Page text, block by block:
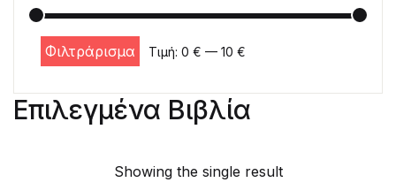
Επιλεγμένα Βιβλία
Showing the single result
Ελάχιστη τιμή
Μέγιστη τιμή
Φιλτράρισμα Τιμή: 0 € — 10 €